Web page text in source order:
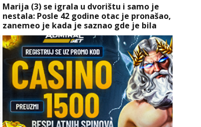
Marija (3) se igrala u dvorištu i samo je
nestala: Posle 42 godine otac je pronašao,
zanemeo je kada je saznao gde je bila